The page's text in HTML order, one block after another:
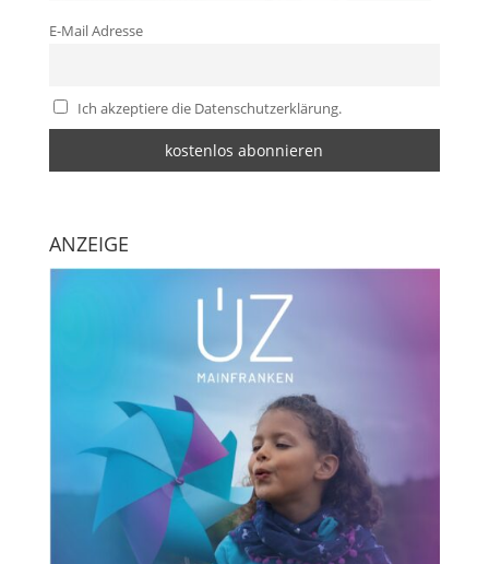
E-Mail Adresse
Ich akzeptiere die Datenschutzerklärung.
ANZEIGE